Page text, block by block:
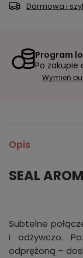
Darmowa i
Program
Po zakupie
Wymień
Opis
SEAL
Subtelne
i odżywczo.
odprężoną –